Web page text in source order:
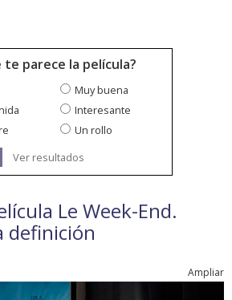
te parece la película?
Muy buena
Interesante
Un rollo
Ver resultados
Le Week-End.
definición
Ampliar